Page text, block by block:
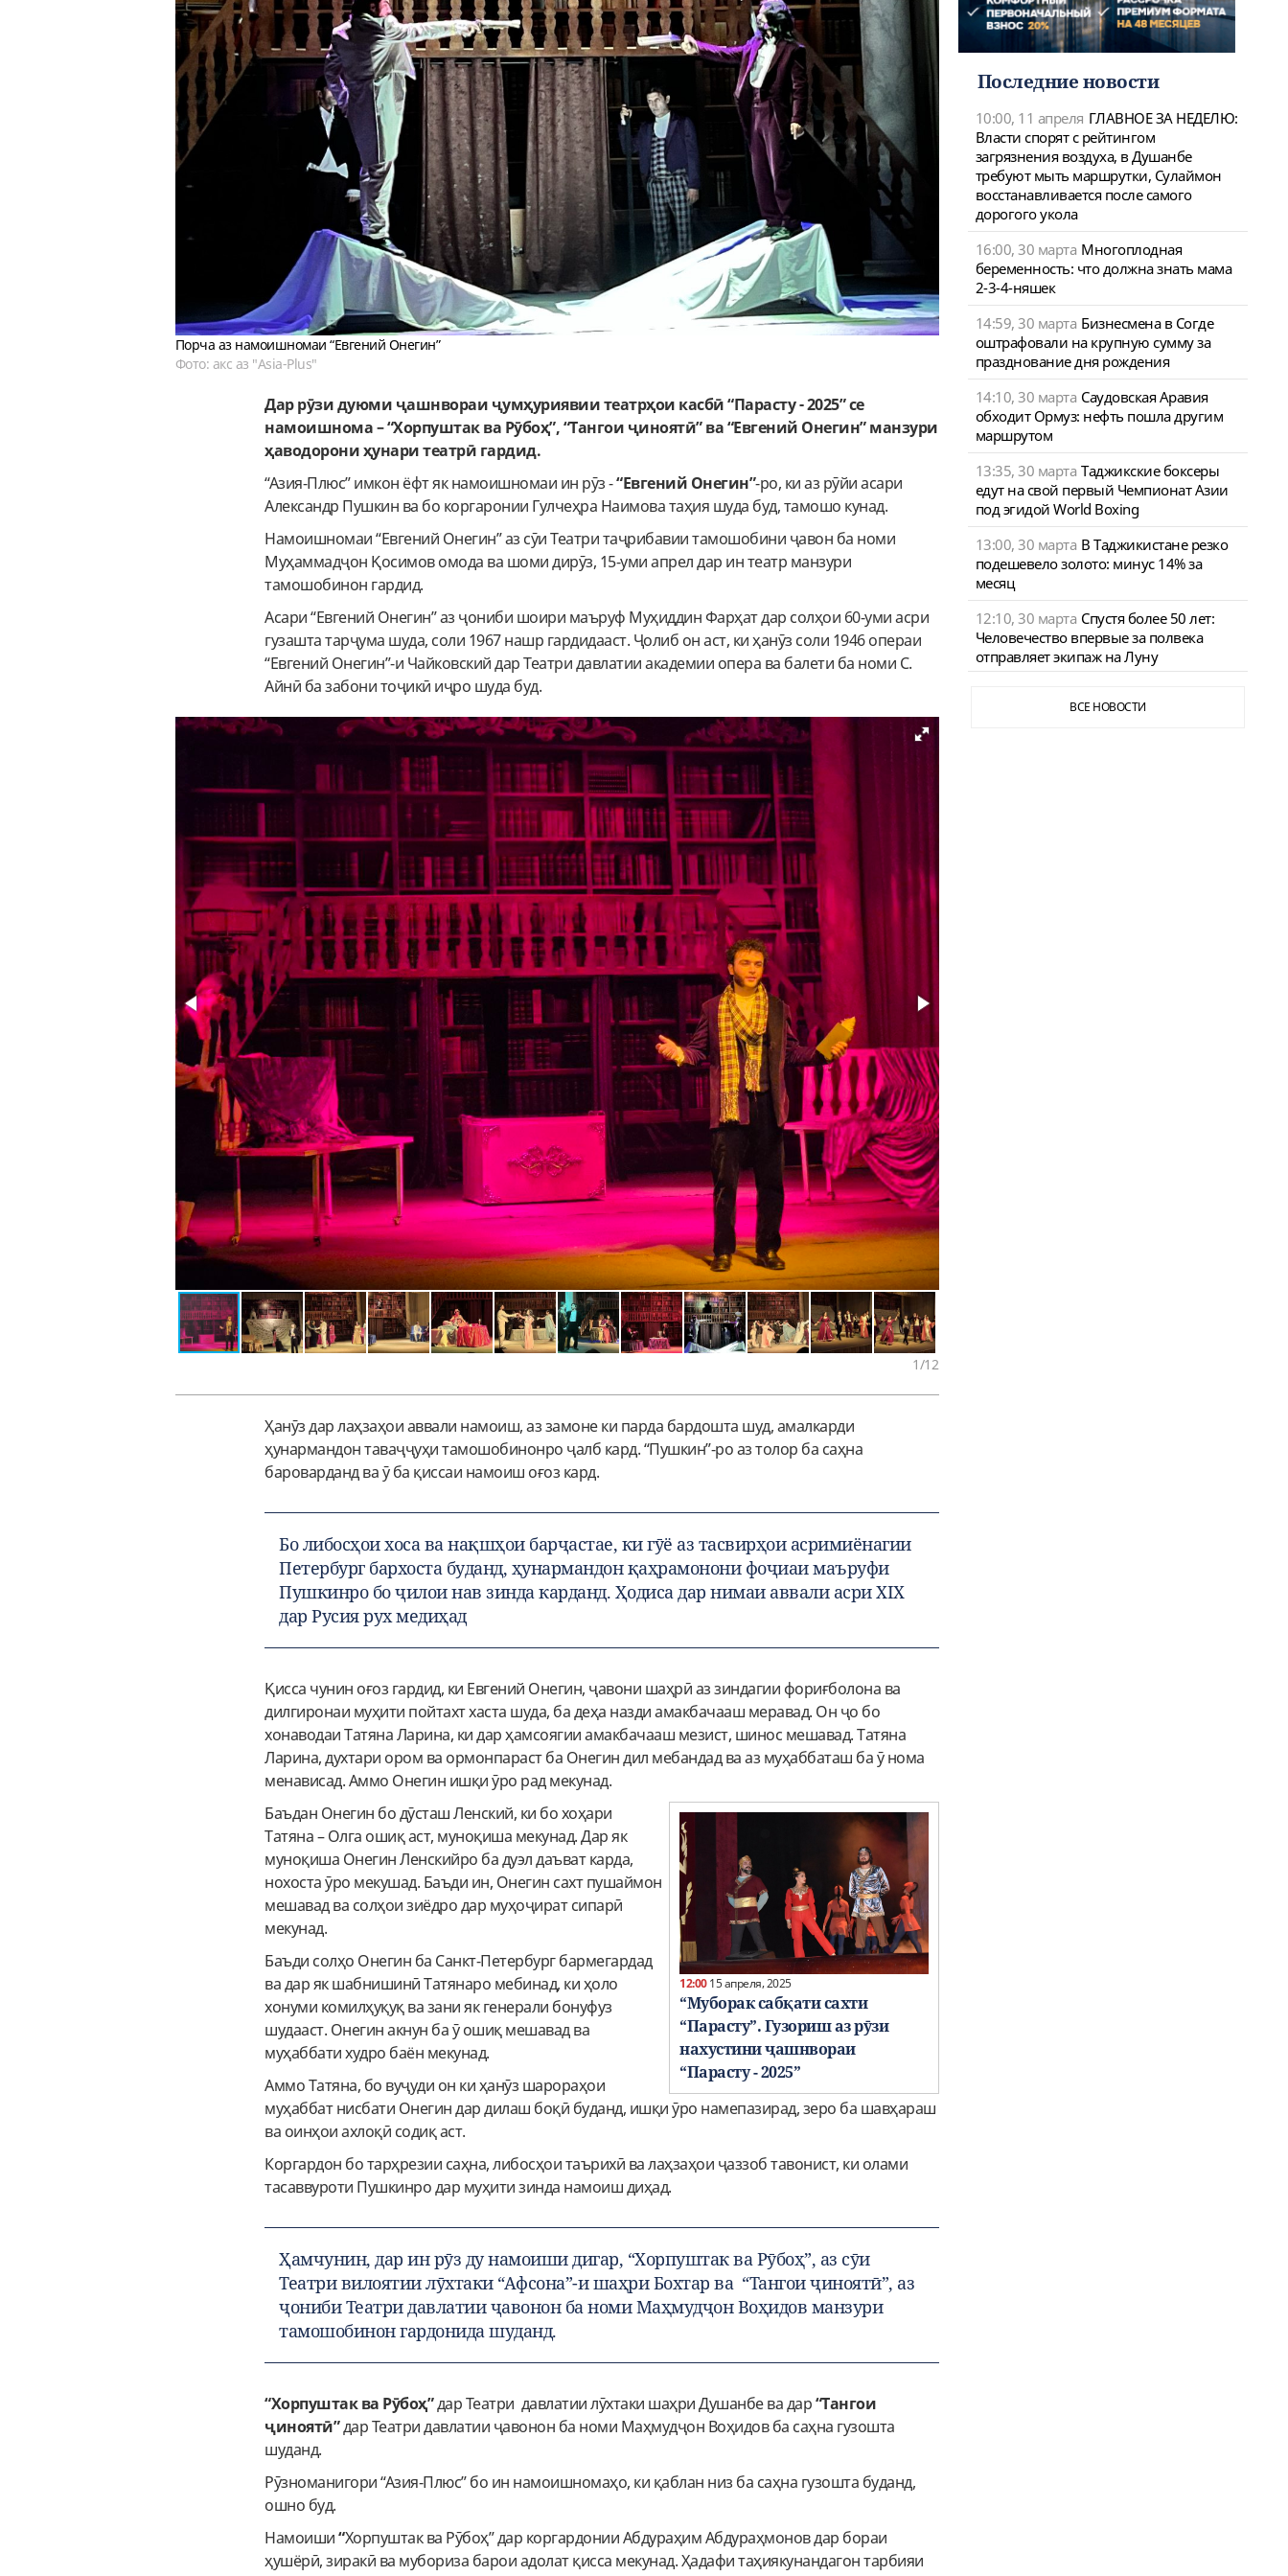
Порча аз намоишномаи “Евгений Онегин”
Фото: акс аз "Asia-Plus"
Дар рӯзи дуюми ҷашнвораи ҷумҳуриявии театрҳои касбӣ “Парасту - 2025” се
намоишнома – “Хорпуштак ва Рӯбоҳ”, “Тангои ҷиноятӣ” ва “Евгений Онегин” манзури
ҳаводорони ҳунари театрӣ гардид.
“Азия-Плюс” имкон ёфт як намоишномаи ин рӯз -“Евгений Онегин”-ро, ки аз рӯйи асари
Александр Пушкин ва бо коргаронии Гулчеҳра Наимова таҳия шуда буд, тамошо кунад.
Намоишномаи “Евгений Онегин” аз сӯи Театри таҷрибавии тамошобини ҷавон ба номи
Муҳаммадҷон Қосимов омода ва шоми дирӯз, 15-уми апрел дар ин театр манзури
тамошобинон гардид.
Асари “Евгений Онегин” аз ҷониби шоири маъруф Муҳиддин Фарҳат дар солҳои 60-уми асри
гузашта тарҷума шуда, соли 1967 нашр гардидааст. Ҷолиб он аст, ки ҳанӯз соли 1946 операи
“Евгений Онегин”-и Чайковский дар Театри давлатии академии опера ва балети ба номи С.
Айнӣ ба забони тоҷикӣ иҷро шуда буд.
1/12
Ҳанӯз дар лаҳзаҳои аввали намоиш, аз замоне ки парда бардошта шуд, амалкарди
ҳунармандон таваҷҷуҳи тамошобинонро ҷалб кард. “Пушкин”-ро аз толор ба саҳна
бароварданд ва ӯ ба қиссаи намоиш оғоз кард.
Бо либосҳои хоса ва нақшҳои барҷастае, ки гӯё аз тасвирҳои асримиёнагии
Петербург бархоста буданд, ҳунармандон қаҳрамонони фоҷиаи маъруфи
Пушкинро бо ҷилои нав зинда карданд. Ҳодиса дар нимаи аввали асри XIX
дар Русия рух медиҳад
Қисса чунин оғоз гардид, ки Евгений Онегин, ҷавони шаҳрӣ аз зиндагии фориғболона ва
дилгиронаи муҳити пойтахт хаста шуда, ба деҳа назди амакбачааш меравад. Он ҷо бо
хонаводаи Татяна Ларина, ки дар ҳамсоягии амакбачааш мезист, шинос мешавад. Татяна
Ларина, духтари ором ва ормонпараст ба Онегин дил мебандад ва аз муҳаббаташ ба ӯ нома
менависад. Аммо Онегин ишқи ӯро рад мекунад.
12:0015 апреля, 2025
“Муборак сабқати сахти
“Парасту”. Гузориш аз рӯзи
нахустини ҷашнвораи
“Парасту - 2025”
Баъдан Онегин бо дӯсташ Ленский, ки бо хоҳари
Татяна – Олга ошиқ аст, муноқиша мекунад. Дар як
муноқиша Онегин Ленскийро ба дуэл даъват карда,
нохоста ӯро мекушад. Баъди ин, Онегин сахт пушаймон
мешавад ва солҳои зиёдро дар муҳоҷират сипарӣ
мекунад.
Баъди солҳо Онегин ба Санкт-Петербург бармегардад
ва дар як шабнишинӣ Татянаро мебинад, ки ҳоло
хонуми комилҳуқуқ ва зани як генерали бонуфуз
шудааст. Онегин акнун ба ӯ ошиқ мешавад ва
муҳаббати худро баён мекунад.
Аммо Татяна, бо вуҷуди он ки ҳанӯз шарораҳои
муҳаббат нисбати Онегин дар дилаш боқӣ буданд, ишқи ӯро намепазирад, зеро ба шавҳараш
ва оинҳои ахлоқӣ содиқ аст.
Коргардон бо тарҳрезии саҳна, либосҳои таърихӣ ва лаҳзаҳои ҷаззоб тавонист, ки олами
тасаввуроти Пушкинро дар муҳити зинда намоиш диҳад.
Ҳамчунин, дар ин рӯз ду намоиши дигар, “Хорпуштак ва Рӯбоҳ”, аз сӯи
Театри вилоятии лӯхтаки “Афсона”-и шаҳри Бохтар ва “Тангои ҷиноятӣ”, аз
ҷониби Театри давлатии ҷавонон ба номи Маҳмудҷон Воҳидов манзури
тамошобинон гардонида шуданд.
“Хорпуштак ва Рӯбоҳ”дар Театри давлатии лӯхтаки шаҳри Душанбе ва дар“Тангои
ҷиноятӣ”дар Театри давлатии ҷавонон ба номи Маҳмудҷон Воҳидов ба саҳна гузошта
шуданд.
Рӯзноманигори “Азия-Плюс” бо ин намоишномаҳо, ки қаблан низ ба саҳна гузошта буданд,
ошно буд.
Намоиши“Хорпуштак ва Рӯбоҳ” дар коргардонии Абдураҳим Абдураҳмонов дар бораи
ҳушёрӣ, зиракӣ ва мубориза барои адолат қисса мекунад. Ҳадафи таҳиякунандагон тарбияи
Последние новости
10:00, 11 апреля ГЛАВНОЕ ЗА НЕДЕЛЮ:
Власти спорят с рейтингом
загрязнения воздуха, в Душанбе
требуют мыть маршрутки, Сулаймон
восстанавливается после самого
дорогого укола
16:00, 30 марта Многоплодная
беременность: что должна знать мама
2-3-4-няшек
14:59, 30 марта Бизнесмена в Согде
оштрафовали на крупную сумму за
празднование дня рождения
14:10, 30 марта Саудовская Аравия
обходит Ормуз: нефть пошла другим
маршрутом
13:35, 30 марта Таджикские боксеры
едут на свой первый Чемпионат Азии
под эгидой World Boxing
13:00, 30 марта В Таджикистане резко
подешевело золото: минус 14% за
месяц
12:10, 30 марта Спустя более 50 лет:
Человечество впервые за полвека
отправляет экипаж на Луну
ВСЕ НОВОСТИ